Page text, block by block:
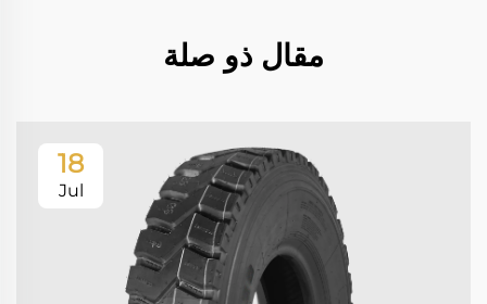
مقال ذو صلة
18
Jul